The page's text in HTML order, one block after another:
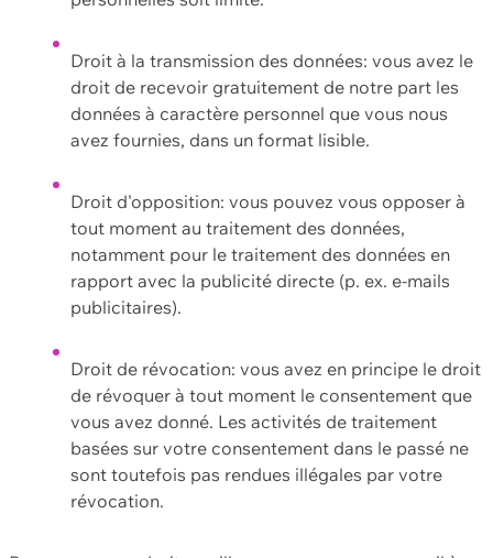
Droit à la transmission des données: vous avez le
droit de recevoir gratuitement de notre part les
données à caractère personnel que vous nous
avez fournies, dans un format lisible.
Droit d'opposition: vous pouvez vous opposer à
tout moment au traitement des données,
notamment pour le traitement des données en
rapport avec la publicité directe (p. ex. e-mails
publicitaires).
Droit de révocation: vous avez en principe le droit
de révoquer à tout moment le consentement que
vous avez donné. Les activités de traitement
basées sur votre consentement dans le passé ne
sont toutefois pas rendues illégales par votre
révocation.